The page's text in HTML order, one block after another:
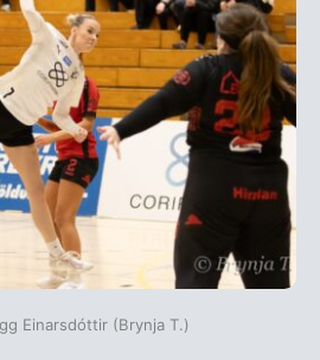
Einarsdóttir (Brynja T.)